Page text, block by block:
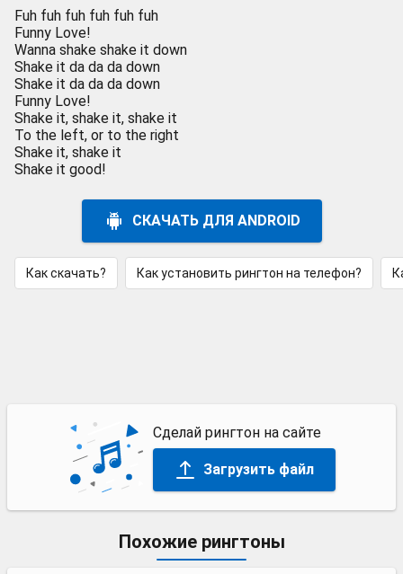
Fuh fuh fuh fuh fuh fuh
Funny Love!
Wanna shake shake it down
Shake it da da da down
Shake it da da da down
Funny Love!
Shake it, shake it, shake it
To the left, or to the right
Shake it, shake it
Shake it good!
СКАЧАТЬ ДЛЯ ANDROID
Как скачать? Как установить рингтон на телефон?
Сделай рингтон на сайте
Загрузить файл
Похожие рингтоны